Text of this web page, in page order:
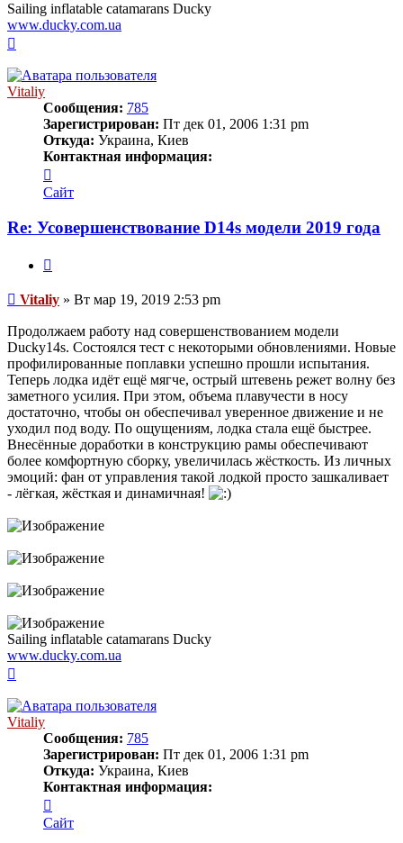
Sailing inflatable catamarans Ducky
www.ducky.com.ua
началу
Vitaliy
Сообщения: 785
Зарегистрирован: Пт дек 01, 2006 1:31 pm
Откуда: Украина, Киев
Контактная информация:
информация
пользователя
Сайт
Re: Усовершенствование D14s модели 2019 года
Сообщение
Vitaliy » Вт мар 19, 2019 2:53 pm
Продолжаем работу над совершенствованием модели
Ducky14s. Состоялся тест с некоторыми обновлениями. Новые
профилированные поплавки успешно прошли испытания.
Теперь лодка идёт ещё мягче, острый штевень режет волну без
заметного усилия. При этом, объема плавучести в носу
достаточно, чтобы он обеспечивал уверенное движение и не
уходил под воду. По ощущениям, лодка стала ещё быстрее.
Внесённые доработки в конструкцию рамы обеспечивают
более комфортную сборку, увеличилась жёсткость. Из личных
эмоций: фан от управления такой лодкой просто зашкаливает
- лёгкая, жёсткая и динамичная!
Sailing inflatable catamarans Ducky
www.ducky.com.ua
началу
Vitaliy
Сообщения: 785
Зарегистрирован: Пт дек 01, 2006 1:31 pm
Откуда: Украина, Киев
Контактная информация:
информация
пользователя
Сайт